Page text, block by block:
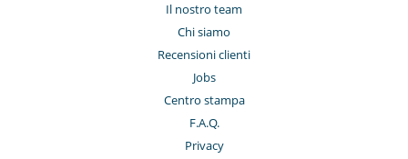
Per la vostra comodità e convenienza
Il nostro team
Chi siamo
Recensioni clienti
Jobs
Centro stampa
F.A.Q.
Privacy